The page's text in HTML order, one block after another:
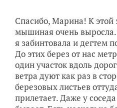
я забинтовала и дегтем
До этих берез от нас
один участок вдоль
ветра дуют как раз в
березовых листьев
прилетает. Даже у соседа
бывает. Есть несколько
противоположной
этого немного. С наших